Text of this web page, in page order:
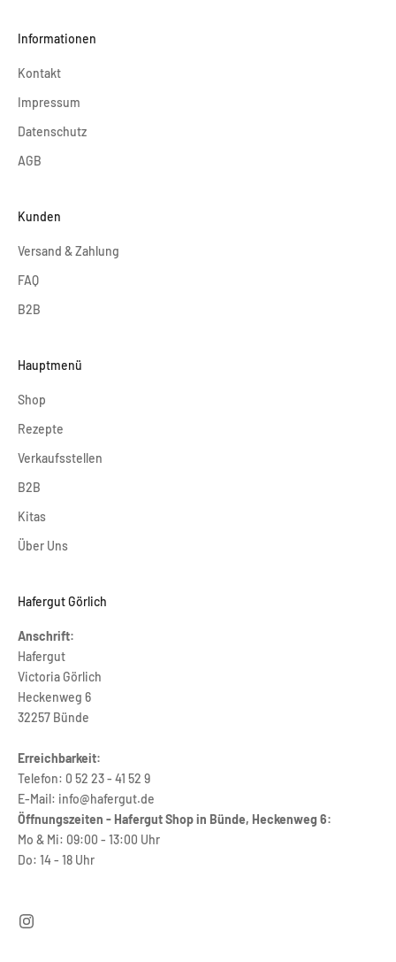
Informationen
Kontakt
Impressum
Datenschutz
AGB
Kunden
Versand & Zahlung
FAQ
B2B
Hauptmenü
Shop
Rezepte
Verkaufsstellen
B2B
Kitas
Über Uns
Hafergut Görlich
Anschrift:
Hafergut
Victoria Görlich
Heckenweg 6
32257 Bünde
Erreichbarkeit:
Telefon: 0 52 23 - 41 52 9
E-Mail: info@hafergut.de
Öffnungszeiten - Hafergut Shop in Bünde, Heckenweg 6:
Mo & Mi: 09:00 - 13:00 Uhr
Do: 14 - 18 Uhr